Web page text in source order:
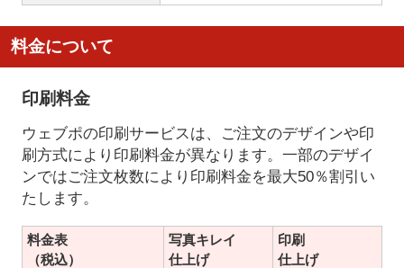
料金について
印刷料金
ウェブポの印刷サービスは、ご注文のデザインや印
刷方式により印刷料金が異なります。一部のデザイ
ンではご注文枚数により印刷料金を最大50％割引い
たします。
料金表
（税込）
写真キレイ
仕上げ
印刷
仕上げ